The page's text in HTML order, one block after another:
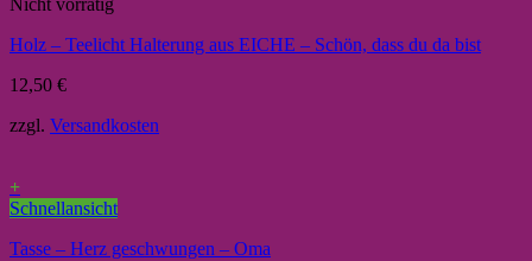
Holz – Teelicht Halterung aus EICHE – Schön, dass du da bist
12,50 €
zzgl. Versandkosten
+
Schnellansicht
Tasse – Herz geschwungen – Oma